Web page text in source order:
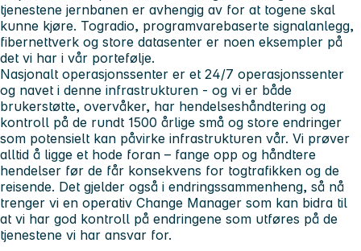
tjenestene jernbanen er avhengig av for at togene skal
kunne kjøre. Togradio, programvarebaserte signalanlegg,
fibernettverk og store datasenter er noen eksempler på
det vi har i vår portefølje.
Nasjonalt operasjonssenter er et 24/7 operasjonssenter
og navet i denne infrastrukturen - og vi er både
brukerstøtte, overvåker, har hendelseshåndtering og
kontroll på de rundt 1500 årlige små og store endringer
som potensielt kan påvirke infrastrukturen vår. Vi prøver
alltid å ligge et hode foran – fange opp og håndtere
hendelser før de får konsekvens for togtrafikken og de
reisende. Det gjelder også i endringssammenheng, så nå
trenger vi en operativ Change Manager som kan bidra til
at vi har god kontroll på endringene som utføres på de
tjenestene vi har ansvar for.